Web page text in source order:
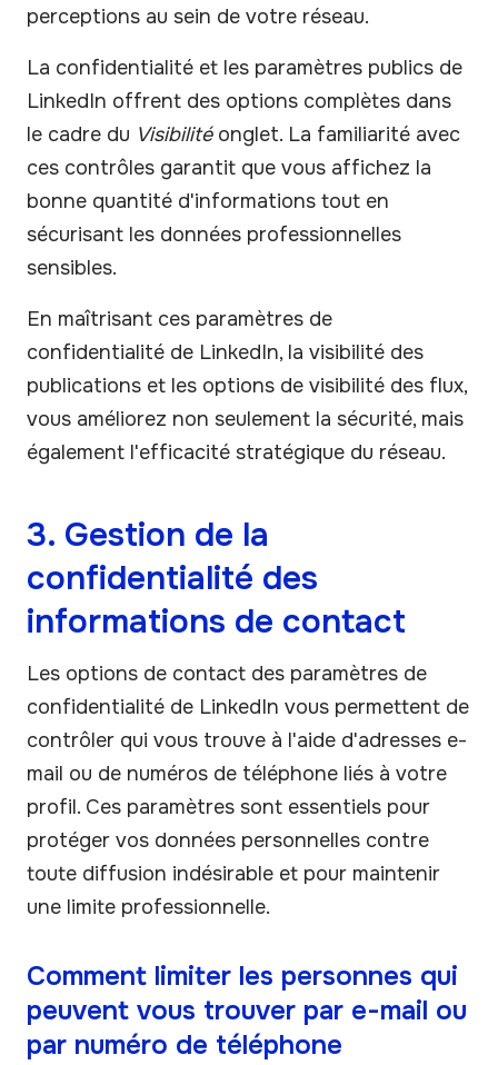
perceptions au sein de votre réseau.
La confidentialité et les paramètres publics de
LinkedIn offrent des options complètes dans
le cadre du Visibilitéonglet. La familiarité avec
ces contrôles garantit que vous affichez la
bonne quantité d'informations tout en
sécurisant les données professionnelles
sensibles.
En maîtrisant ces paramètres de
confidentialité de LinkedIn, la visibilité des
publications et les options de visibilité des flux,
vous améliorez non seulement la sécurité, mais
également l'efficacité stratégique du réseau.
3. Gestion de la
confidentialité des
informations de contact
Les options de contact des paramètres de
confidentialité de LinkedIn vous permettent de
contrôler qui vous trouve à l'aide d'adresses e-
mail ou de numéros de téléphone liés à votre
profil. Ces paramètres sont essentiels pour
protéger vos données personnelles contre
toute diffusion indésirable et pour maintenir
une limite professionnelle.
Comment limiter les personnes qui
peuvent vous trouver par e-mail ou
par numéro de téléphone